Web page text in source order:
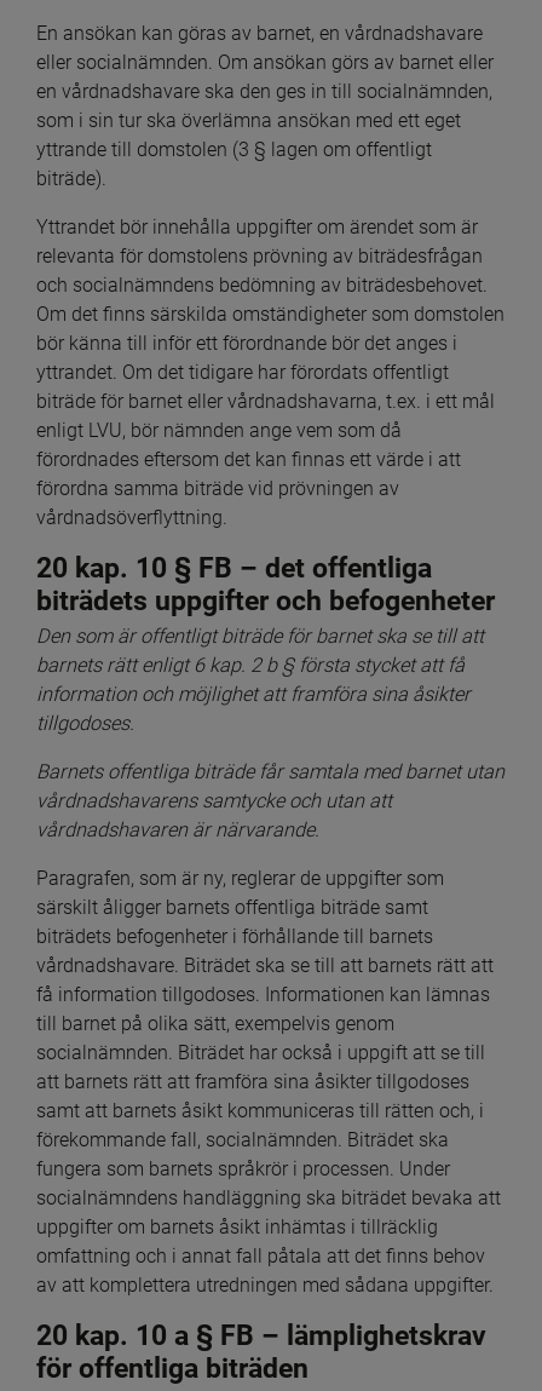
En ansökan kan göras av barnet, en vårdnadshavare
eller socialnämnden. Om ansökan görs av barnet eller
en vårdnadshavare ska den ges in till socialnämnden,
som i sin tur ska överlämna ansökan med ett eget
yttrande till domstolen (3 § lagen om offentligt
biträde).
Yttrandet bör innehålla uppgifter om ärendet som är
relevanta för domstolens prövning av biträdesfrågan
och socialnämndens bedömning av biträdesbehovet.
Om det finns särskilda omständigheter som domstolen
bör känna till inför ett förordnande bör det anges i
yttrandet. Om det tidigare har förordats offentligt
biträde för barnet eller vårdnadshavarna, t.ex. i ett mål
enligt LVU, bör nämnden ange vem som då
förordnades eftersom det kan finnas ett värde i att
förordna samma biträde vid prövningen av
vårdnadsöverflyttning.
20 kap. 10 § FB – det offentliga
biträdets uppgifter och befogenheter
Den som är offentligt biträde för barnet ska se till att
barnets rätt enligt 6 kap. 2 b § första stycket att få
information och möjlighet att framföra sina åsikter
tillgodoses.
Barnets offentliga biträde får samtala med barnet utan
vårdnadshavarens samtycke och utan att
vårdnadshavaren är närvarande.
Paragrafen, som är ny, reglerar de uppgifter som
särskilt åligger barnets offentliga biträde samt
biträdets befogenheter i förhållande till barnets
vårdnadshavare. Biträdet ska se till att barnets rätt att
få information tillgodoses. Informationen kan lämnas
till barnet på olika sätt, exempelvis genom
socialnämnden. Biträdet har också i uppgift att se till
att barnets rätt att framföra sina åsikter tillgodoses
samt att barnets åsikt kommuniceras till rätten och, i
förekommande fall, socialnämnden. Biträdet ska
fungera som barnets språkrör i processen. Under
socialnämndens handläggning ska biträdet bevaka att
uppgifter om barnets åsikt inhämtas i tillräcklig
omfattning och i annat fall påtala att det finns behov
av att komplettera utredningen med sådana uppgifter.
20 kap. 10 a § FB – lämplighetskrav
för offentliga biträden